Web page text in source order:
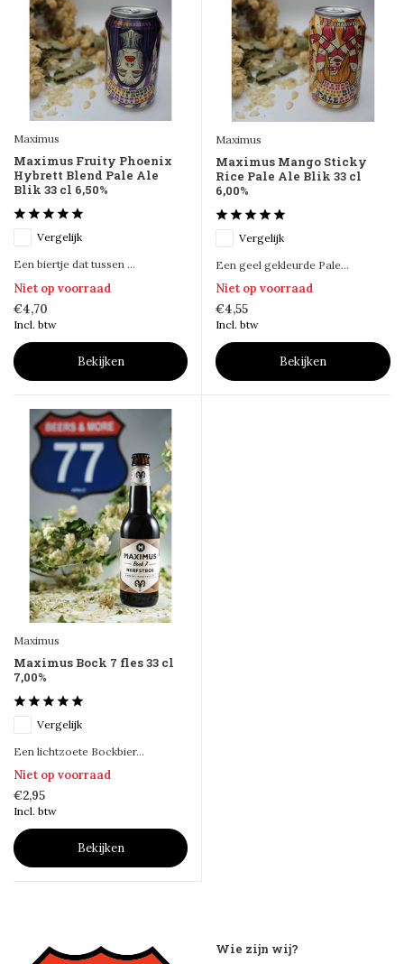
Maximus
Maximus Fruity Phoenix
Hybrett Blend Pale Ale
Blik 33 cl 6,50%
Vergelijk
Een biertje dat tussen ...
Niet op voorraad
€4,70
Incl. btw
Bekijken
Maximus
Maximus Mango Sticky
Rice Pale Ale Blik 33 cl
6,00%
Vergelijk
Een geel gekleurde Pale...
Niet op voorraad
€4,55
Incl. btw
Bekijken
Maximus
Maximus Bock 7 fles 33 cl
7,00%
Vergelijk
Een lichtzoete Bockbier...
Niet op voorraad
€2,95
Incl. btw
Bekijken
Wie zijn wij?